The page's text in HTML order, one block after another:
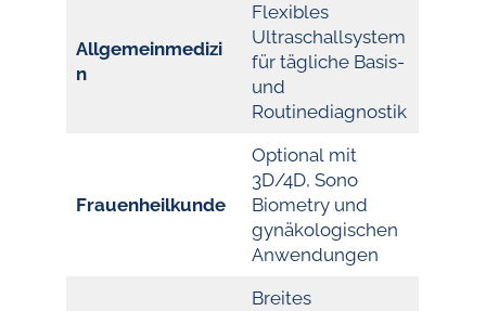
Allgemeinmedizi
n
Flexibles
Ultraschallsystem
für tägliche Basis-
und
Routinediagnostik
Frauenheilkunde
Optional mit
3D/4D, Sono
Biometry und
gynäkologischen
Anwendungen
Breites